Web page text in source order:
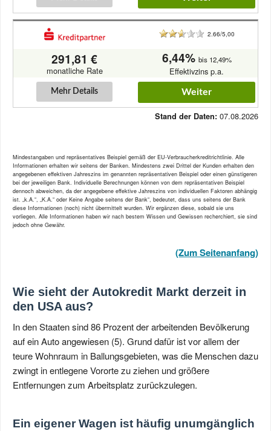
2.66/5,00
291,81 €
monatliche Rate
6,44% bis 12,49%
Effektivzins p.a.
Mehr Details Weiter
Stand der Daten: 07.08.2026
Mindestangaben und repräsentatives Beispiel gemäß der EU-Verbraucherkreditrichtlinie. Alle
Informationen erhalten wir seitens der Banken. Mindestens zwei Drittel der Kunden erhalten den
angegebenen effektiven Jahreszins im genannten repräsentativen Beispiel oder einen günstigeren
bei der jeweiligen Bank. Individuelle Berechnungen können von dem repräsentativen Beispiel
dennoch abweichen, da der angegebene effektive Jahreszins von individuellen Faktoren abhängig
ist. „k.A.“, „K.A.“ oder Keine Angabe seitens der Bank“, bedeutet, dass uns seitens der Bank
diese Informationen (noch) nicht übermittelt wurden. Wir ergänzen diese, sobald sie uns
vorliegen. Alle Informationen haben wir nach bestem Wissen und Gewissen recherchiert, sie sind
jedoch ohne Gewähr.
(Zum Seitenanfang)
Wie sieht der Autokredit Markt derzeit in
den USA aus?
In den Staaten sind 86 Prozent der arbeitenden Bevölkerung
auf ein Auto angewiesen (5). Grund dafür ist vor allem der
teure Wohnraum in Ballungsgebieten, was die Menschen dazu
zwingt in entlegene Vororte zu ziehen und größere
Entfernungen zum Arbeitsplatz zurückzulegen.
Ein eigener Wagen ist häufig unumgänglich